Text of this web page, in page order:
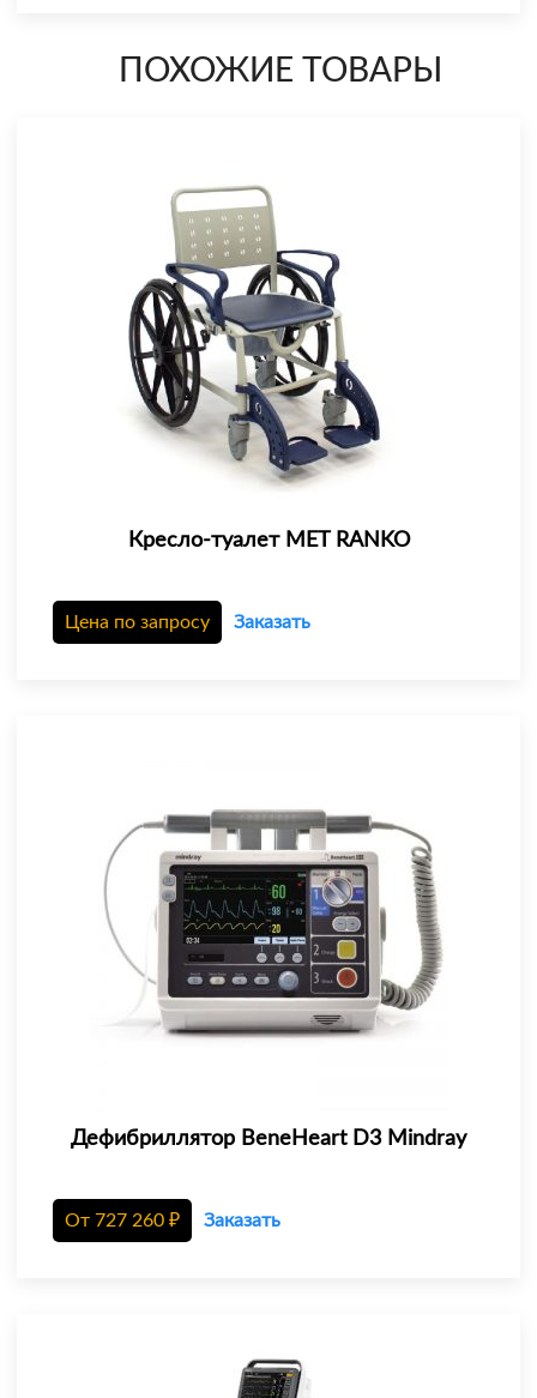
ПОХОЖИЕ ТОВАРЫ
Кресло-туалет MET RANKO
Цена по запросу Заказать
Дефибриллятор BeneHeart D3 Mindray
От 727 260 ₽ Заказать